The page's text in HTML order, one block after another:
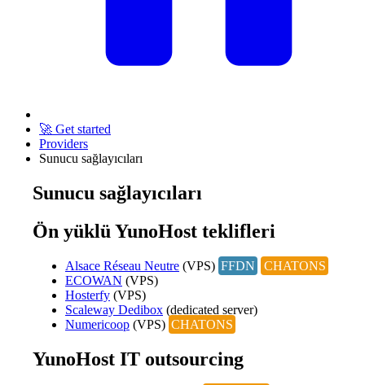
🚀 Get started
Providers
Sunucu sağlayıcıları
Sunucu sağlayıcıları
Ön yüklü YunoHost teklifleri
Alsace Réseau Neutre (VPS) FFDN
CHATONS
ECOWAN (VPS)
Hosterfy (VPS)
Scaleway Dedibox (dedicated server)
Numericoop (VPS) CHATONS
YunoHost IT outsourcing